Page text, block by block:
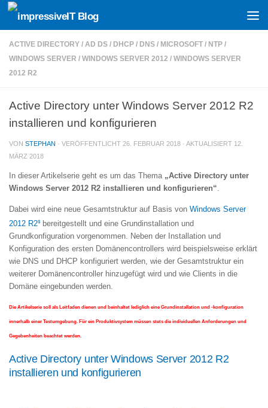
Skip to content
ACTIVE DIRECTORY / AD DS / DHCP / DNS / MICROSOFT / NTP /
WINDOWS SERVER / WINDOWS SERVER 2012 / WINDOWS SERVER
2012 R2
Active Directory unter Windows Server 2012 R2
installieren und konfigurieren
VON STEPHAN · VERÖFFENTLICHT 26. FEBRUAR 2018 · AKTUALISIERT 12.
MÄRZ 2018
In dieser Artikelserie geht es um das Thema „Active Directory unter
Windows Server 2012 R2 installieren und konfigurieren“.
Dabei wird eine neue Gesamtstruktur auf Basis von Windows Server
2012 R2$bereitgestellt und eine Grundinstallation und
Grundkonfiguration vorgenommen. Neben der Installation und
Konfiguration des ersten Domänencontrollers wird beispielsweise erklärt
wie DNS und DHCP konfiguriert werden, wie der Gesamtstruktur ein
weiterer Domänencontroller hinzugefügt wird und wie Clients in die
Domäne eingebunden werden.
Die Artikelserie soll als Leitfaden dienen und beinhaltet lediglich eine Grundinstallation und -konfiguration
innerhalb einer Testumgebung. Für ein Produktivsystem müssen stets die individuellen Anforderungen und
Gegebenheiten beachtet werden.
Active Directory unter Windows Server 2012 R2
installieren und konfigurieren